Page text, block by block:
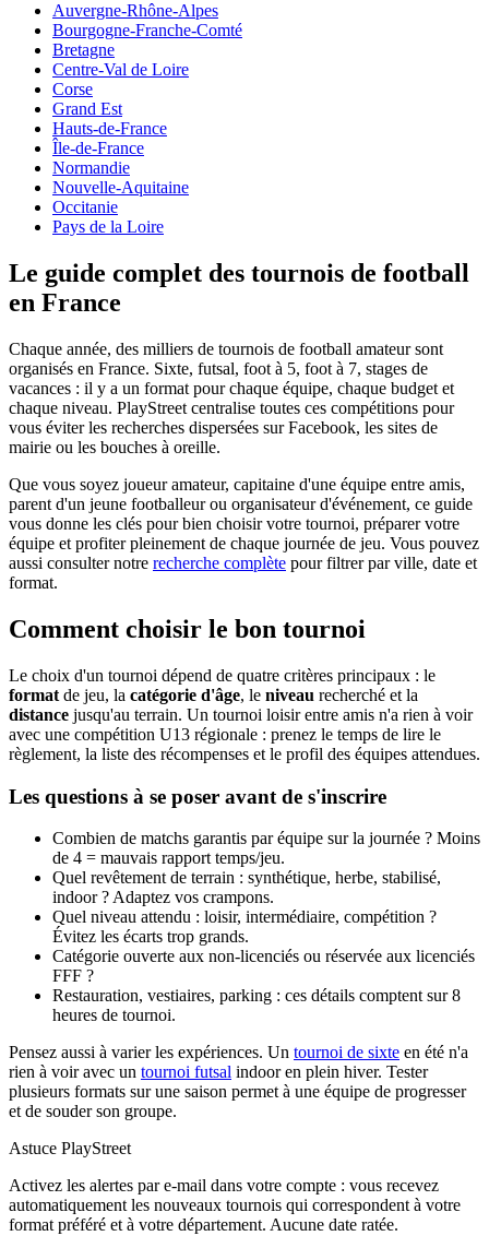
Auvergne-Rhône-Alpes
Bourgogne-Franche-Comté
Bretagne
Centre-Val de Loire
Corse
Grand Est
Hauts-de-France
Île-de-France
Normandie
Nouvelle-Aquitaine
Occitanie
Pays de la Loire
Le guide complet des tournois de football
en France
Chaque année, des milliers de tournois de football amateur sont
organisés en France. Sixte, futsal, foot à 5, foot à 7, stages de
vacances : il y a un format pour chaque équipe, chaque budget et
chaque niveau. PlayStreet centralise toutes ces compétitions pour
vous éviter les recherches dispersées sur Facebook, les sites de
mairie ou les bouches à oreille.
Que vous soyez joueur amateur, capitaine d'une équipe entre amis,
parent d'un jeune footballeur ou organisateur d'événement, ce guide
vous donne les clés pour bien choisir votre tournoi, préparer votre
équipe et profiter pleinement de chaque journée de jeu. Vous pouvez
aussi consulter notre recherche complète pour filtrer par ville, date et
format.
Comment choisir le bon tournoi
Le choix d'un tournoi dépend de quatre critères principaux : le
format de jeu, la catégorie d'âge, le niveau recherché et la
distance jusqu'au terrain. Un tournoi loisir entre amis n'a rien à voir
avec une compétition U13 régionale : prenez le temps de lire le
règlement, la liste des récompenses et le profil des équipes attendues.
Les questions à se poser avant de s'inscrire
Combien de matchs garantis par équipe sur la journée ? Moins
de 4 = mauvais rapport temps/jeu.
Quel revêtement de terrain : synthétique, herbe, stabilisé,
indoor ? Adaptez vos crampons.
Quel niveau attendu : loisir, intermédiaire, compétition ?
Évitez les écarts trop grands.
Catégorie ouverte aux non-licenciés ou réservée aux licenciés
FFF ?
Restauration, vestiaires, parking : ces détails comptent sur 8
heures de tournoi.
Pensez aussi à varier les expériences. Un tournoi de sixte en été n'a
rien à voir avec un tournoi futsal indoor en plein hiver. Tester
plusieurs formats sur une saison permet à une équipe de progresser
et de souder son groupe.
Astuce PlayStreet
Activez les alertes par e-mail dans votre compte : vous recevez
automatiquement les nouveaux tournois qui correspondent à votre
format préféré et à votre département. Aucune date ratée.